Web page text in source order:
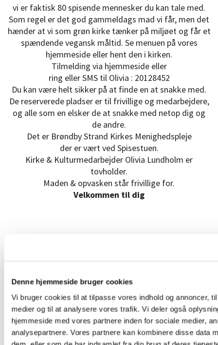
Denne hjemmeside bruger cookies
Vi bruger cookies til at tilpasse vores indhold og annoncer,
medier og til at analysere vores trafik. Vi deler også
hjemmeside med vores partnere inden for sociale medier,
analysepartnere. Vores partnere kan kombinere disse data
vi er faktisk 80 spisende mennesker du kan tale med.
Som regel er det god gammeldags mad vi får, men det
hænder at vi som grøn kirke tænker på miljøet og får et
spændende vegansk måltid. Se menuen på vores
hjemmeside eller hent den i kirken.
Tilmelding via hjemmeside eller
ring eller SMS til Olivia : 20128452
Du kan være helt sikker på at finde en at snakke med.
De reserverede pladser er til frivillige og medarbejdere,
og alle som en elsker de at snakke med netop dig og
de andre.
Det er Brøndby Strand Kirkes Menighedspleje
der er vært ved Spisestuen.
Kirke & Kulturmedarbejder Olivia Lundholm er
tovholder.
Maden & opvasken står frivillige for.
Velkommen til dig